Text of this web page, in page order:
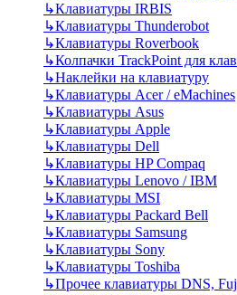
↳Клавиатуры IRBIS
↳Клавиатуры Thunderobot
↳Клавиатуры Roverbook
↳Колпачки TrackPoint для
↳Наклейки на клавиатуру
↳Клавиатуры Acer / eMachines
↳Клавиатуры Asus
↳Клавиатуры Apple
↳Клавиатуры Dell
↳Клавиатуры HP Compaq
↳Клавиатуры Lenovo / IBM
↳Клавиатуры MSI
↳Клавиатуры Packard Bell
↳Клавиатуры Samsung
↳Клавиатуры Sony
↳Клавиатуры Toshiba
↳Прочее клавиатуры DNS,